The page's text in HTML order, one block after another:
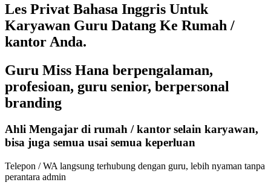
Les Privat Bahasa Inggris Untuk
Karyawan Guru Datang Ke Rumah /
kantor Anda.
Guru Miss Hana berpengalaman,
profesioan, guru senior, berpersonal
branding
Ahli Mengajar di rumah / kantor selain karyawan,
bisa juga semua usai semua keperluan
Telepon / WA langsung terhubung dengan guru, lebih nyaman tanpa
perantara admin